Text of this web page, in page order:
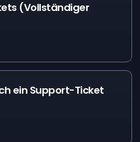
(Vollständiger
ein Support-Ticket